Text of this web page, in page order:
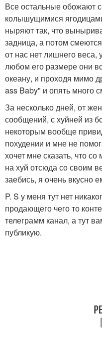
Все остальные обожают
колышущимися
ныряют так, что
задница, а потом
от нас нет лишнего веса,
любом его размере они
океану, и проходя мимо
ass Baby" и опять много
За несколько дней, от
сообщений, с хуйней из
некоторым вообще
похудении и мне не
хочет мне сказать, что
на хуй отсюда со своим
заебись, я очень вкусно
P. S у меня тут нет
продающего чего то
телеграмм канал, а тут
публикую.